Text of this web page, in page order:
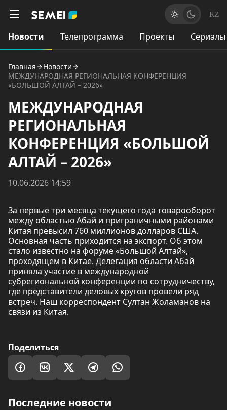
KZ
Новости Телепрограмма Проекты Сериалы
Главная
Новости
МЕЖДУНАРОДНАЯ РЕГИОНАЛЬНАЯ КОНФЕРЕНЦИЯ
«БОЛЬШОЙ АЛТАЙ – 2026»
МЕЖДУНАРОДНАЯ
РЕГИОНАЛЬНАЯ
КОНФЕРЕНЦИЯ «БОЛЬШОЙ
АЛТАЙ – 2026»
10.06.2026 14:59
За первые три месяца текущего года товарооборот
между областью Абай и приграничными районами
Китая превысил 760 миллионов долларов США.
Основная часть приходится на экспорт. Об этом
стало известно на форуме «Большой Алтай»,
проходящем в Китае. Делегация области Абай
приняла участие в международной
субрегиональной конференции по сотрудничеству,
где представители деловых кругов провели ряд
встреч. Наш корреспондент Султан Жоламанов на
связи из Китая.
Поделиться
Последние новости